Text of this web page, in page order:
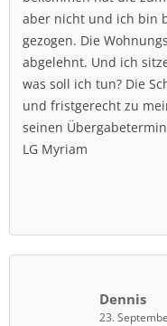
aber nicht und ich bin
gezogen. Die
abgelehnt. Und ich
was soll ich tun? Die
und fristgerecht zu
seinen
LG Myriam
Dennis
23.